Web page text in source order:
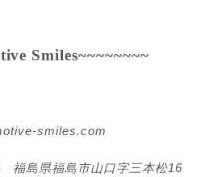
Smiles~~~~~~~~
smiles.com
福島県福島市山口字三本松16